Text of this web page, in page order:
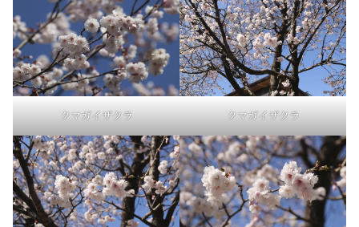
クマガイザクラ クマガイザクラ